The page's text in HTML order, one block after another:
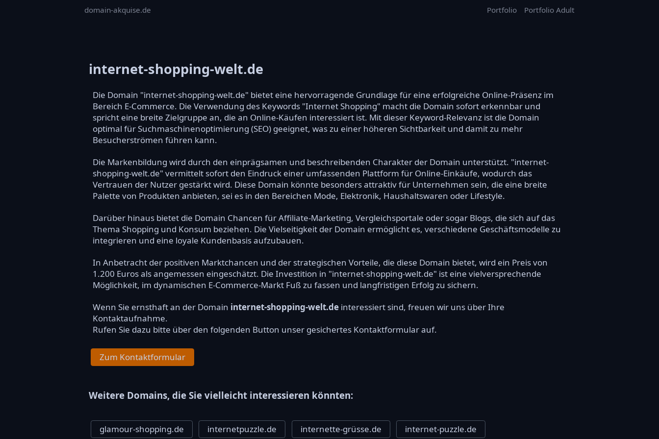
domain-akquise.de Portfolio Portfolio Adult
internet-shopping-welt.de
Die Domain "internet-shopping-welt.de" bietet eine hervorragende Grundlage für eine erfolgreiche Online-Präsenz im
Bereich E-Commerce. Die Verwendung des Keywords "Internet Shopping" macht die Domain sofort erkennbar und
spricht eine breite Zielgruppe an, die an Online-Käufen interessiert ist. Mit dieser Keyword-Relevanz ist die Domain
optimal für Suchmaschinenoptimierung (SEO) geeignet, was zu einer höheren Sichtbarkeit und damit zu mehr
Besucherströmen führen kann.
Die Markenbildung wird durch den einprägsamen und beschreibenden Charakter der Domain unterstützt. "internet-
shopping-welt.de" vermittelt sofort den Eindruck einer umfassenden Plattform für Online-Einkäufe, wodurch das
Vertrauen der Nutzer gestärkt wird. Diese Domain könnte besonders attraktiv für Unternehmen sein, die eine breite
Palette von Produkten anbieten, sei es in den Bereichen Mode, Elektronik, Haushaltswaren oder Lifestyle.
Darüber hinaus bietet die Domain Chancen für Affiliate-Marketing, Vergleichsportale oder sogar Blogs, die sich auf das
Thema Shopping und Konsum beziehen. Die Vielseitigkeit der Domain ermöglicht es, verschiedene Geschäftsmodelle zu
integrieren und eine loyale Kundenbasis aufzubauen.
In Anbetracht der positiven Marktchancen und der strategischen Vorteile, die diese Domain bietet, wird ein Preis von
1.200 Euros als angemessen eingeschätzt. Die Investition in "internet-shopping-welt.de" ist eine vielversprechende
Möglichkeit, im dynamischen E-Commerce-Markt Fuß zu fassen und langfristigen Erfolg zu sichern.
Wenn Sie ernsthaft an der Domain internet-shopping-welt.de interessiert sind, freuen wir uns über Ihre
Kontaktaufnahme.
Rufen Sie dazu bitte über den folgenden Button unser gesichertes Kontaktformular auf.
Zum Kontaktformular
Weitere Domains, die Sie vielleicht interessieren könnten:
glamour-shopping.de internetpuzzle.de internette-grüsse.de internet-puzzle.de